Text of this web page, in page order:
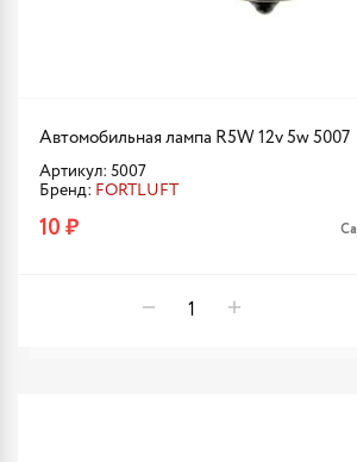
Автомобильная лампа R5W 12v 5w 5007
Артикул: 5007
Бренд: FORTLUFT
10 ₽